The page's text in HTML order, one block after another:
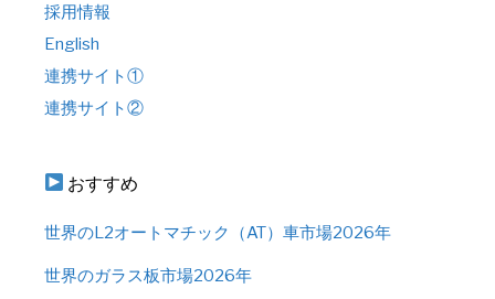
採用情報
English
連携サイト①
連携サイト②
おすすめ
世界のL2オートマチック（AT）車市場2026年
世界のガラス板市場2026年